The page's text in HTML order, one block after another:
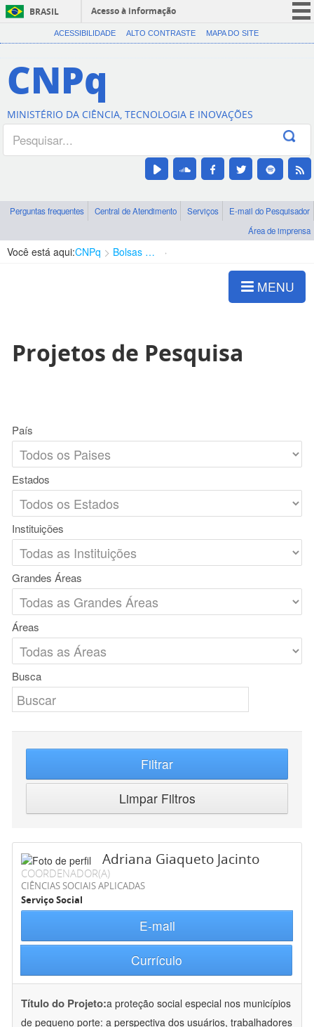
BRASIL
Acesso à informação
CORONAVÍRUS (COVID-19)
Canais
ACESSIBILIDADE ALTO CONTRASTE MAPA DO SITE
CNPq
MINISTÉRIO DA CIÊNCIA, TECNOLOGIA E INOVAÇÕES
Perguntas frequentes Central de Atendimento Serviços
E-mail do Pesquisador
Área de imprensa
Você está aqui:CNPq Bolsas e Auxílios Vigentes
MENU
Projetos de Pesquisa
País
Estados
Instituições
Grandes Áreas
Áreas
Busca
Filtrar
Limpar Filtros
Adriana Giaqueto Jacinto
COORDENADOR(A)
CIÊNCIAS SOCIAIS APLICADAS
Serviço Social
E-mail
Currículo
Título do Projeto:a proteção social especial nos municípios
de pequeno porte: a perspectiva dos usuários, trabalhadores